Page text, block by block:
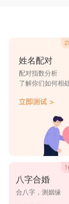
姓名配对
配对指数分析
了解你们如何相
八字合婚
合八字，测姻缘